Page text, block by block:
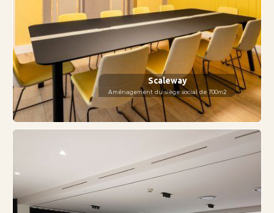
Scaleway
Aménagement du siège social de 700m2